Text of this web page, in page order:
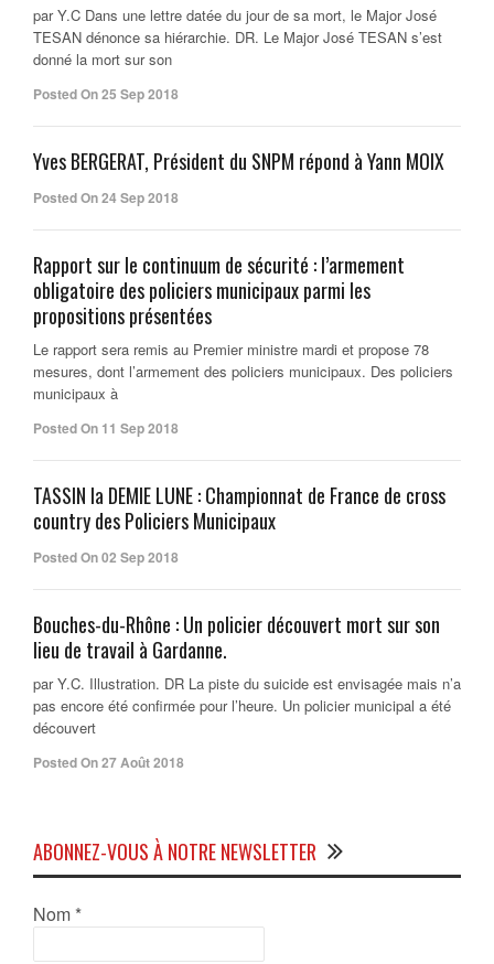
par Y.C Dans une lettre datée du jour de sa mort, le Major José
TESAN dénonce sa hiérarchie. DR. Le Major José TESAN s’est
donné la mort sur son
Posted On 25 Sep 2018
Yves BERGERAT, Président du SNPM répond à Yann MOIX
Posted On 24 Sep 2018
Rapport sur le continuum de sécurité : l’armement
obligatoire des policiers municipaux parmi les
propositions présentées
Le rapport sera remis au Premier ministre mardi et propose 78
mesures, dont l’armement des policiers municipaux. Des policiers
municipaux à
Posted On 11 Sep 2018
TASSIN la DEMIE LUNE : Championnat de France de cross
country des Policiers Municipaux
Posted On 02 Sep 2018
Bouches-du-Rhône : Un policier découvert mort sur son
lieu de travail à Gardanne.
par Y.C. Illustration. DR La piste du suicide est envisagée mais n’a
pas encore été confirmée pour l’heure. Un policier municipal a été
découvert
Posted On 27 Août 2018
ABONNEZ-VOUS À NOTRE NEWSLETTER
Nom *